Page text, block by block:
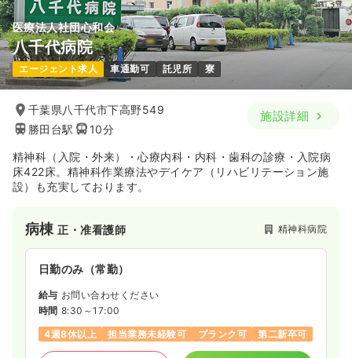
2交代（常勤） 一時募集休止
給与 27.6万円〜/月 賞与3.85ヶ月
※経験3年の例
時間 8:30～17:00（休憩60分）
4週8休以上
オンコールあり
気になる 詳細を見る
日勤のみ（パート）
給与 時給1,400円
時間 8:30～17:00
オンコールあり
時給1,400円以上可
気になる 詳細を見る
医療法人社団心和会
八千代病院
エージェント求人 車通勤可 託児所 寮
千葉県八千代市下高野549
勝田台駅
10分
施設詳細
精神科（入院・外来）・心療内科・内科・歯科の診療・入院病
床422床。精神科作業療法やデイケア（リハビリテーション施
設）も充実しております。
病棟正・准看護師 精神科病院
日勤のみ（常勤）
給与 お問い合わせください
時間 8:30～17:00
4週8休以上
担当業務未経験可 ブランク可 第二新卒可